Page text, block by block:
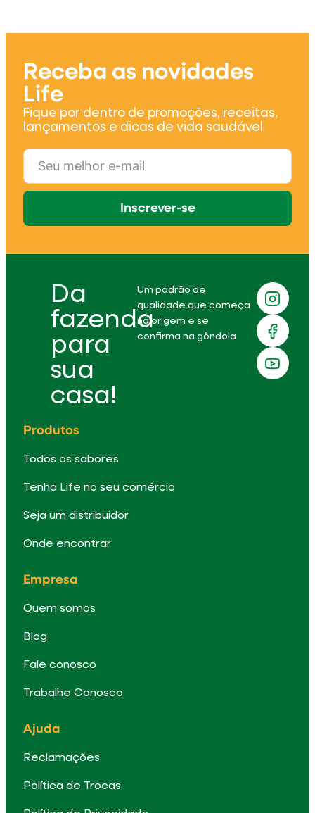
Receba as novidades
Life
Fique por dentro de promoções, receitas,
lançamentos e dicas de vida saudável
Inscrever-se
Da
fazenda
para
sua
casa!
Um padrão de
qualidade que começa
na origem e se
confirma na gôndola
Produtos
Todos os sabores
Tenha Life no seu comércio
Seja um distribuidor
Onde encontrar
Empresa
Quem somos
Blog
Fale conosco
Trabalhe Conosco
Ajuda
Reclamações
Política de Trocas